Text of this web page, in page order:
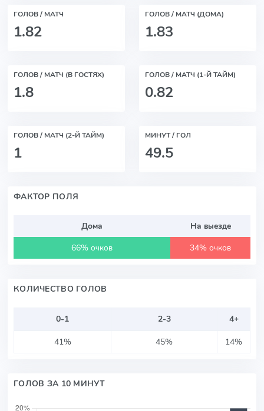
ГОЛОВ / МАТЧ
1.82
ГОЛОВ / МАТЧ (ДОМА)
1.83
ГОЛОВ / МАТЧ (В ГОСТЯХ)
1.8
ГОЛОВ / МАТЧ (1-Й ТАЙМ)
0.82
ГОЛОВ / МАТЧ (2-Й ТАЙМ)
1
МИНУТ / ГОЛ
49.5
ФАКТОР ПОЛЯ
Дома
На выезде
66% очков
34% очков
КОЛИЧЕСТВО ГОЛОВ
0-1 2-3
4+
41%
45% 14%
ГОЛОВ ЗА 10 МИНУТ